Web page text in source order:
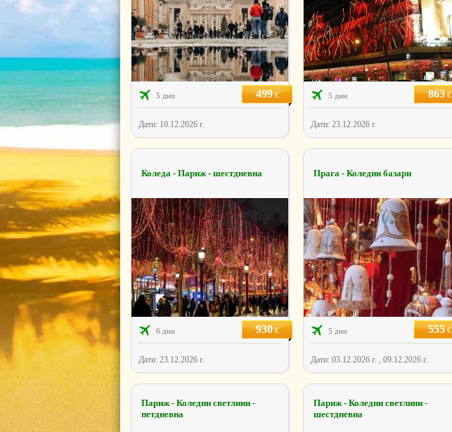
5 дни 499€
Дати: 10.12.2026 г.
5 дни 863€
Дати: 23.12.2026 г.
Коледа - Париж - шестдневна
6 дни 930€
Дати: 23.12.2026 г.
Прага - Коледни базари
5 дни 555€
Дати: 03.12.2026 г. , 09.12.2026 г.
Париж - Коледни светлини -
петдневна
Париж - Коледни светлини -
шестдневна